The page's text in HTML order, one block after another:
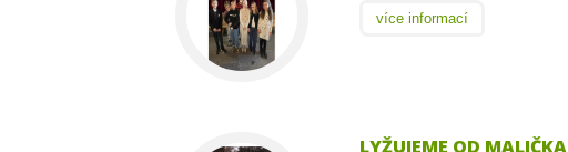
více informací
LYŽUJEME OD MALIČKA